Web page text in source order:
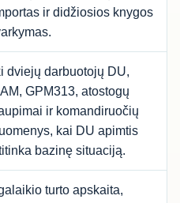
ir didžiosios knygos
dviejų darbuotojų DU,
GPM313, atostogų
ir komandiruočių
kai DU apimtis
bazinę situaciją.
turto apskaita,